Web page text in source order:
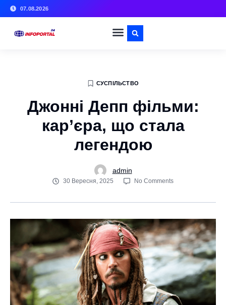
07.08.2026
СУСПІЛЬСТВО
Джонні Депп фільми:
кар’єра, що стала
легендою
admin
30 Вересня, 2025 No Comments